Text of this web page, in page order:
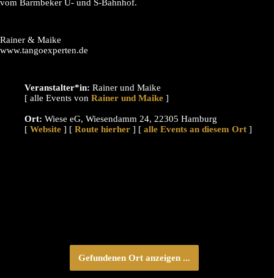
vom Barmbeker U- und S-Bahnhof.
Rainer & Maike
www.tangoexperten.de
Veranstalter*in: Rainer und Maike
[ alle Events von
]
Ort: Wiese eG, Wiesendamm 24, 22305 Hamburg
[ Website ] [ Route hierher ] [ alle Events an diesem Ort ]